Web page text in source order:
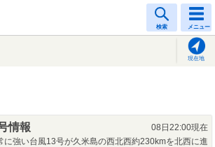
検索 メニュー
現在地
情報
08日22:00現在
に強い台風13号が久米島の西北西約230kmを北西に進